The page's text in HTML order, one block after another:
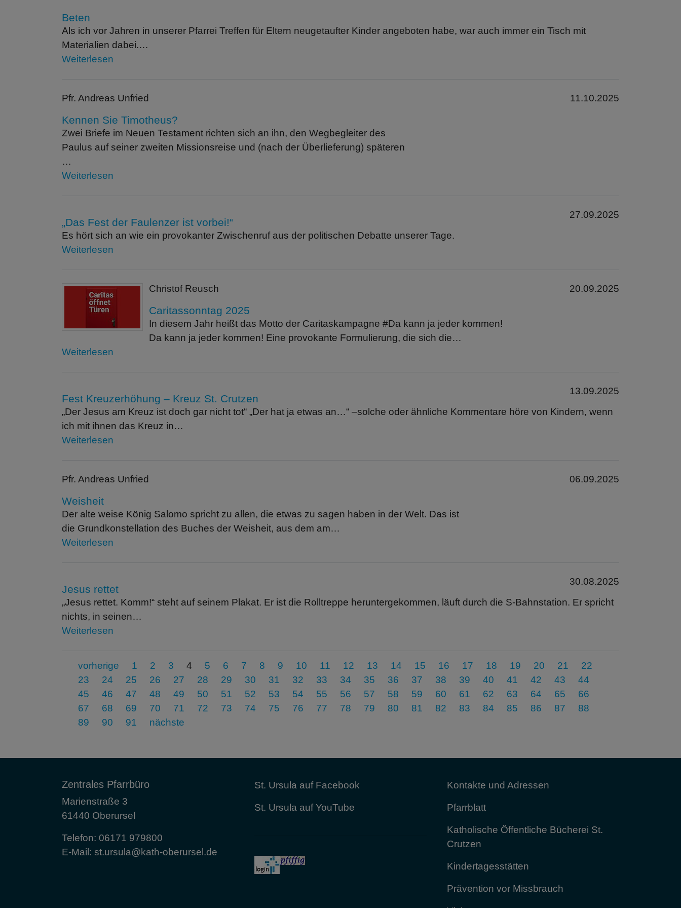
Beten
Als ich vor Jahren in unserer Pfarrei Treffen für Eltern neugetaufter Kinder angeboten habe, war auch immer ein Tisch mit
Materialien dabei.…
Weiterlesen
11.10.2025
Pfr. Andreas Unfried
Kennen Sie Timotheus?
Zwei Briefe im Neuen Testament richten sich an ihn, den Wegbegleiter des
Paulus auf seiner zweiten Missionsreise und (nach der Überlieferung) späteren
…
Weiterlesen
27.09.2025
„Das Fest der Faulenzer ist vorbei!“
Es hört sich an wie ein provokanter Zwischenruf aus der politischen Debatte unserer Tage.
Weiterlesen
20.09.2025
Christof Reusch
Caritassonntag 2025
In diesem Jahr heißt das Motto der Caritaskampagne #Da kann ja jeder kommen!
Da kann ja jeder kommen! Eine provokante Formulierung, die sich die…
Weiterlesen
13.09.2025
Fest Kreuzerhöhung – Kreuz St. Crutzen
„Der Jesus am Kreuz ist doch gar nicht tot“ „Der hat ja etwas an…“ –solche oder ähnliche Kommentare höre von Kindern, wenn
ich mit ihnen das Kreuz in…
Weiterlesen
06.09.2025
Pfr. Andreas Unfried
Weisheit
Der alte weise König Salomo spricht zu allen, die etwas zu sagen haben in der Welt. Das ist
die Grundkonstellation des Buches der Weisheit, aus dem am…
Weiterlesen
30.08.2025
Jesus rettet
„Jesus rettet. Komm!“ steht auf seinem Plakat. Er ist die Rolltreppe heruntergekommen, läuft durch die S-Bahnstation. Er spricht
nichts, in seinen…
Weiterlesen
vorherige 1 2 3 4 5 6 7 8 9 10 11 12 13 14 15 16 17 18 19 20 21
22
23
24 25 26 27 28 29 30 31 32 33 34 35 36 37 38 39 40 41 42 43
44
45
46 47 48 49 50 51 52 53 54 55 56 57 58 59 60 61 62 63 64 65
66
67
68 69 70 71 72 73 74 75 76 77 78 79 80 81 82 83 84 85 86 87
88
89
90 91 nächste
Zentrales Pfarrbüro
Marienstraße 3
61440 Oberursel
Telefon: 06171 979800
E-Mail: st.ursula@kath-oberursel.de
St. Ursula auf Facebook
St. Ursula auf YouTube
Kontakte und Adressen
Pfarrblatt
Katholische Öffentliche Bücherei St.
Crutzen
Kindertagesstätten
Prävention vor Missbrauch